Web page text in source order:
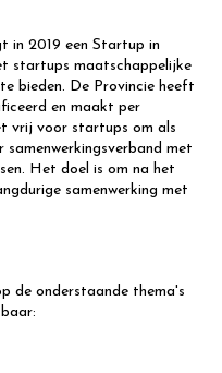
in 2019 een Startup in
startups maatschappelijke
bieden. De Provincie heeft
en maakt per
vrij voor startups om als
samenwerkingsverband met
Het doel is om na het
samenwerking met
de onderstaande thema's